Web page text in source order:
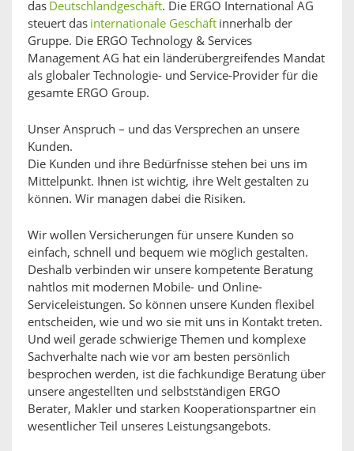
das Deutschlandgeschäft. Die ERGO International AG
steuert das internationale Geschäft innerhalb der
Gruppe. Die ERGO Technology & Services
Management AG hat ein länderübergreifendes Mandat
als globaler Technologie- und Service-Provider für die
gesamte ERGO Group.
Unser Anspruch – und das Versprechen an unsere
Kunden.
Die Kunden und ihre Bedürfnisse stehen bei uns im
Mittelpunkt. Ihnen ist wichtig, ihre Welt gestalten zu
können. Wir managen dabei die Risiken.
Wir wollen Versicherungen für unsere Kunden so
einfach, schnell und bequem wie möglich gestalten.
Deshalb verbinden wir unsere kompetente Beratung
nahtlos mit modernen Mobile- und Online-
Serviceleistungen. So können unsere Kunden flexibel
entscheiden, wie und wo sie mit uns in Kontakt treten.
Und weil gerade schwierige Themen und komplexe
Sachverhalte nach wie vor am besten persönlich
besprochen werden, ist die fachkundige Beratung über
unsere angestellten und selbstständigen ERGO
Berater, Makler und starken Kooperationspartner ein
wesentlicher Teil unseres Leistungsangebots.